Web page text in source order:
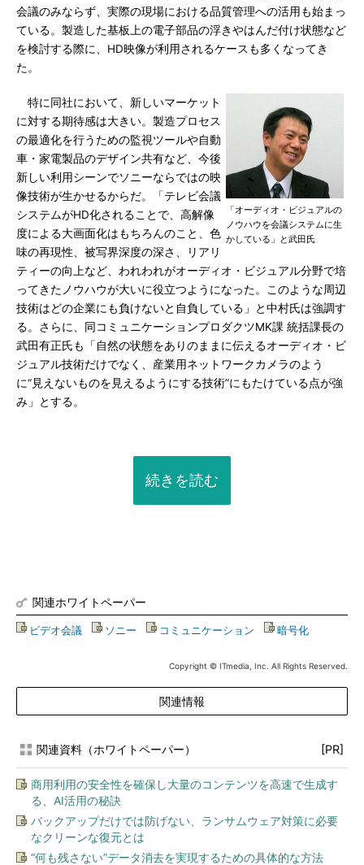
会議のみならず、実際の現場における品質管理への活用も始まっ
ている。製造した基板上の電子部品の浮きやはんだ付け状態など
を検討する際に、HD映像が利用されるケースも多くなってき
た。
「オーディオ・ビジュアルの
ノウハウを会議システムに生
かしている」と武田氏
特に同社において、新しいマーケット
に対する期待感は大きい。製造プロセス
の最適化を行うための監視ツールや自動
車・家電製品のデザイン共有など、今後
新しい利用シーンでソニーならではの映
像技術が生かせるからだ。「テレビ会議
システムがHD化されることで、高解像
度による大画面化はもちろんのこと、色
味の再現性、被写界深度の深さ、リアリ
ティーの向上など、われわれがオーディオ・ビジュアル分野で培
ってきたノウハウが大いに役立つようになった。このような周辺
技術はどの企業にも負けないと自負している」と中村氏は強調す
る。さらに、同コミュニケーションプロダクツMK課 統括課長の
武田有正氏も「自然の状態をありのままに伝えるオーディオ・ビ
ジュアル技術だけでなく、産業用ネットワークカメラのよう
に“見えないものを見えるようにする技術”にもたけている点が強
み」とする。
続きを読む
関連ホワイトペーパー
ビデオ会議 ソニー コミュニケーション 暗号化
Copyright © ITmedia, Inc. All Rights Reserved.
関連情報
関連資料（ホワイトペーパー） [PR]
商用利用の安全性を確保し大量のコンテンツを高速で生成す
る、AI活用の秘訣
バックアップだけでは防げない、ランサムウェア対策に必要
なクリーンな復元とは
“何も残さない”データ消去を実現するための具体的な方法